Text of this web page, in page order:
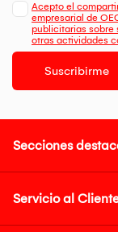
Acepto el
empresarial de
publicitarias sobre
otras actividades
Suscribirme
Secciones
Servicio al